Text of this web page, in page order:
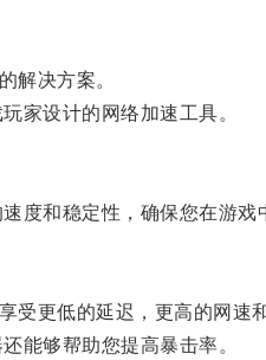
决方案。
设计的网络加速工具。
和稳定性，确保您在游戏
更低的延迟，更高的网速
够帮助您提高暴击率。